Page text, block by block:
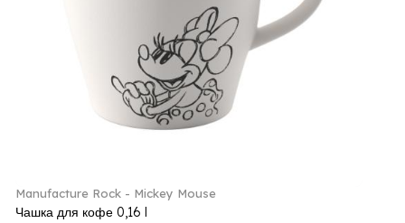
Manufacture Rock - Mickey Mouse
Чашка для кофе 0,16 l